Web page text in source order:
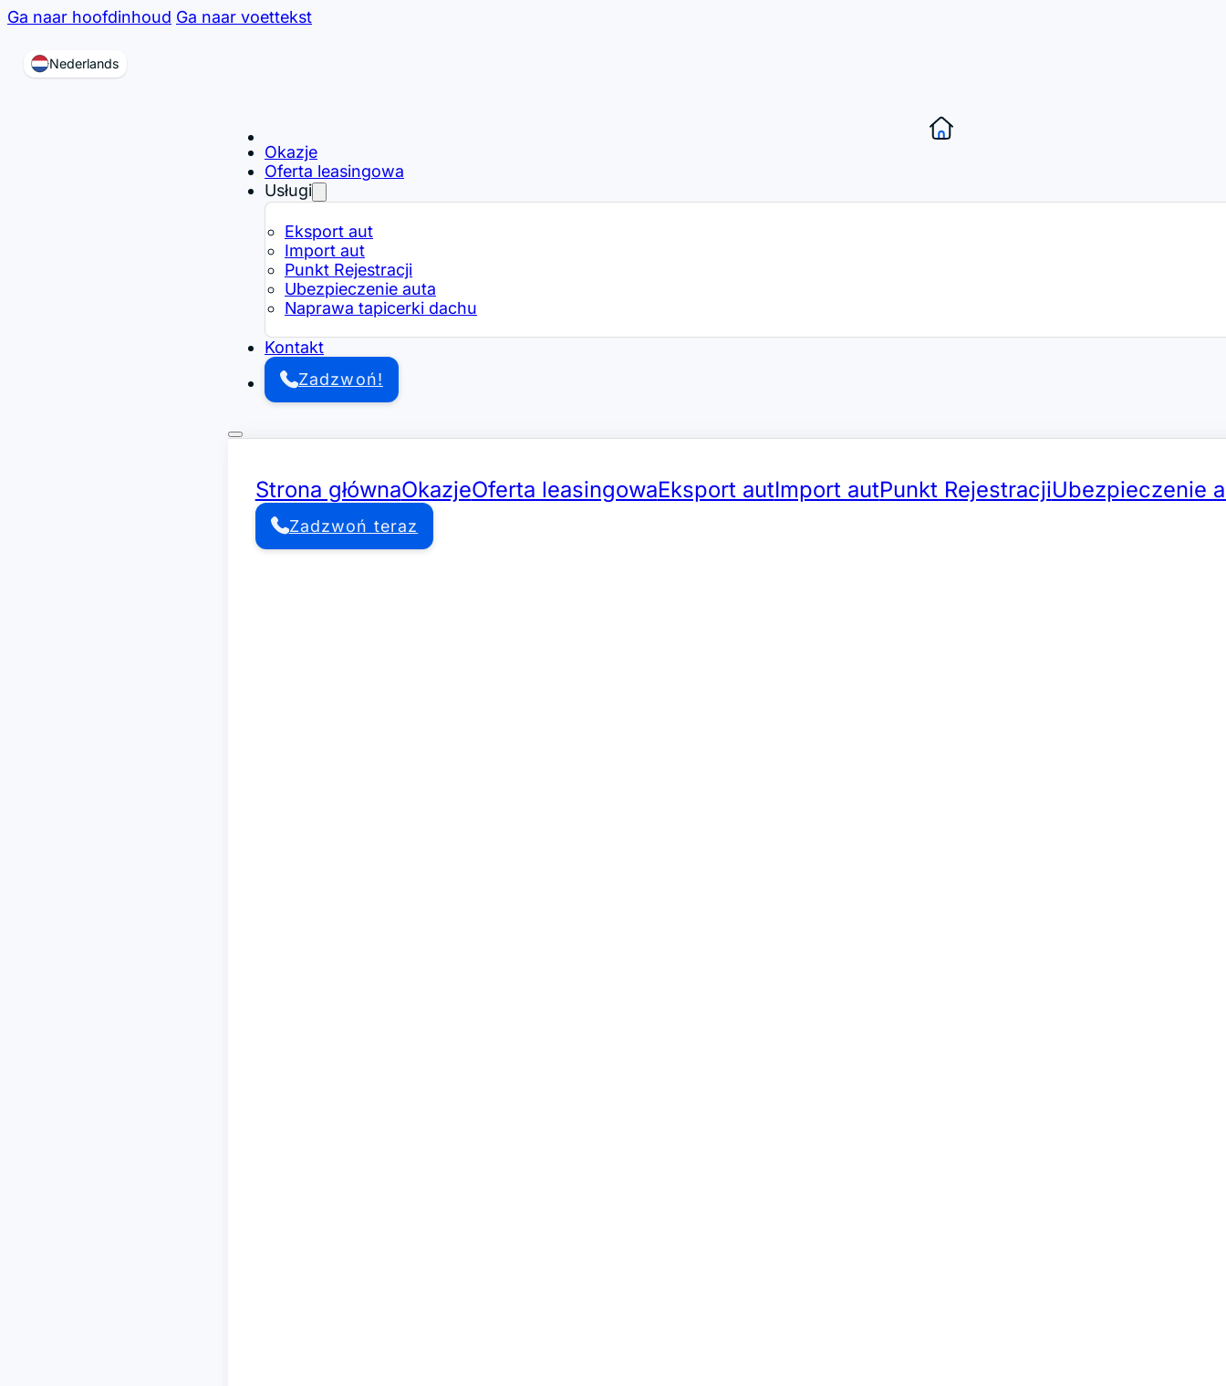
Ga naar hoofdinhoud Ga naar voettekst
Nederlands
Okazje
Oferta leasingowa
Usługi
Eksport aut
Import aut
Punkt Rejestracji
Ubezpieczenie auta
Naprawa tapicerki dachu
Kontakt
Zadzwoń!
Strona głównaOkazjeOferta leasingowaEksport autImport autPunkt RejestracjiUbezpieczenie
Zadzwoń teraz